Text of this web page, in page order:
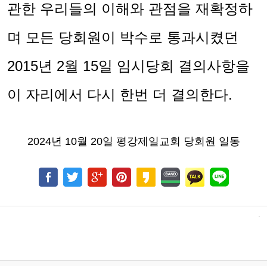
관한 우리들의 이해와 관점을 재확정하
며 모든 당회원이 박수로 통과시켰던
2015년 2월 15일 임시당회 결의사항을
이 자리에서 다시 한번 더 결의한다.
2024년 10월 20일 평강제일교회 당회원 일동